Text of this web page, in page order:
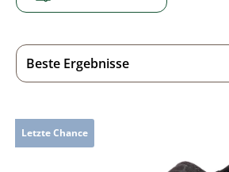
Letzte Chance